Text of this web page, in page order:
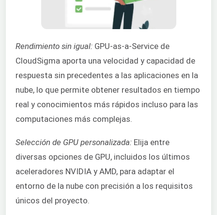
Rendimiento sin igual: GPU-as-a-Service de
CloudSigma aporta una velocidad y capacidad de
respuesta sin precedentes a las aplicaciones en la
nube, lo que permite obtener resultados en tiempo
real y conocimientos más rápidos incluso para las
computaciones más complejas.
Selección de GPU personalizada: Elija entre
diversas opciones de GPU, incluidos los últimos
aceleradores NVIDIA y AMD, para adaptar el
entorno de la nube con precisión a los requisitos
únicos del proyecto.